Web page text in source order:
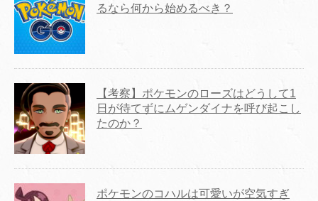
るなら何から始めるべき？
【考察】ポケモンのローズはどうして1
日が待てずにムゲンダイナを呼び起こし
たのか？
ポケモンのコハルは可愛いが空気すぎ